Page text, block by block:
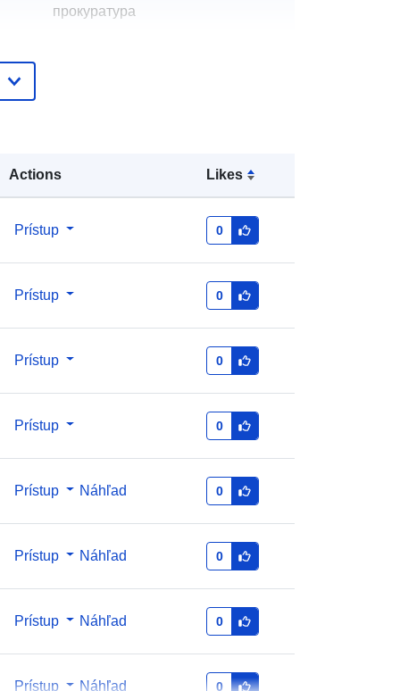
Actions Likes
Prístup 0
Prístup 0
Prístup 0
Prístup 0
Prístup Náhľad 0
Prístup Náhľad 0
Prístup Náhľad 0
Prístup Náhľad 0
прокуратура
29 July 2026
4bec0554-76be-459e-885e-
http://data.europa.eu/88u/dataset/4b
ec0554-76be-459e-885e-
2fa965398fbc
1.0